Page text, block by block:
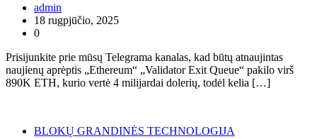
admin
18 rugpjūčio, 2025
0
Prisijunkite prie mūsų Telegrama kanalas, kad būtų atnaujintas
naujienų aprėptis „Ethereum“ „Validator Exit Queue“ pakilo virš
890K ETH, kurio vertė 4 milijardai dolerių, todėl kelia […]
BLOKŲ GRANDINĖS TECHNOLOGIJA